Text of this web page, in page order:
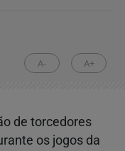
A- A+
de torcedores
os jogos da